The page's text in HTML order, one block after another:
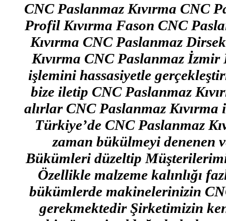
CNC Paslanmaz Kıvırma CNC
Profil Kıvırma Fason CNC
Kıvırma CNC Paslanmaz
Kıvırma CNC Paslanmaz İzmir
işlemini hassasiyetle
bize iletip CNC Paslanmaz
alırlar CNC Paslanmaz
Türkiye’de CNC Paslanmaz
zaman bükülmeyi denenen
Bükümleri düzeltip
Özellikle malzeme kalınlığı
bükümlerde makinelerinizin
gerekmektedir Şirketimizin